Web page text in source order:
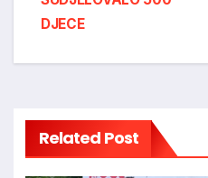
DJECE
Related Post